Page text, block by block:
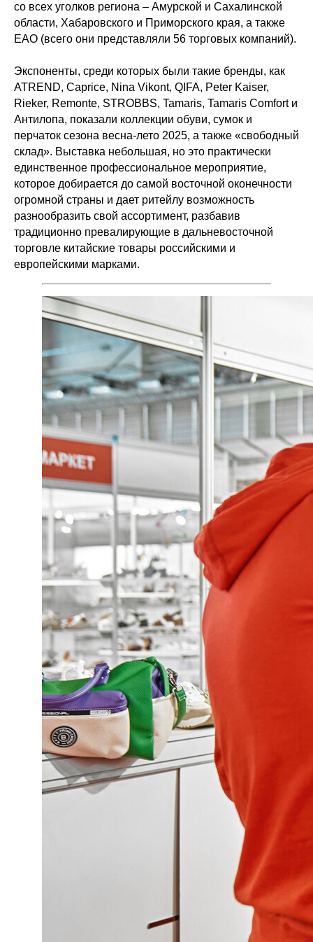
со всех уголков региона – Амурской и Сахалинской
области, Хабаровского и Приморского края, а также
ЕАО (всего они представляли 56 торговых компаний).
Экспоненты, среди которых были такие бренды, как
ATREND, Caprice, Nina Vikont, QIFA, Peter Kaiser,
Rieker, Remonte, STROBBS, Tamaris, Tamaris Comfort и
Антилопа, показали коллекции обуви, сумок и
перчаток сезона весна-лето 2025, а также «свободный
склад». Выставка небольшая, но это практически
единственное профессиональное мероприятие,
которое добирается до самой восточной оконечности
огромной страны и дает ритейлу возможность
разнообразить свой ассортимент, разбавив
традиционно превалирующие в дальневосточной
торговле китайские товары российскими и
европейскими марками.